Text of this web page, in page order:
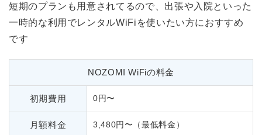
短期のプランも用意されてるので、出張や入院といった
一時的な利用でレンタルWiFiを使いたい方におすすめ
です
NOZOMI WiFiの料金
初期費用 0円〜
月額料金 3,480円〜（最低料金）